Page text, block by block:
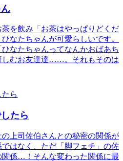
を飲み「お茶はやっぱりどくだ
なたちゃんが可愛らしいです。
なたちゃんってなんかおばあち
むお友達達……。それもそのは
たら
上司佐伯さんとの秘密の関係が
はなく、ただ「脚フェチ」の佐
係…！そんな変わった関係に最